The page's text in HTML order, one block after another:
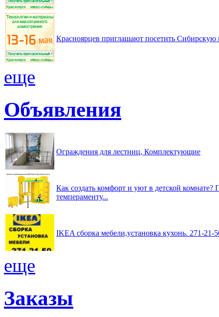
Красноярцев приглашают посетить Сибирскую
еще
Объявления
Ограждения для лестниц, Комплектующие
Как создать комфорт и уют в детской комнате?
темпераменту...
IKEA сборка мебели,установка кухонь. 271-
еще
Заказы